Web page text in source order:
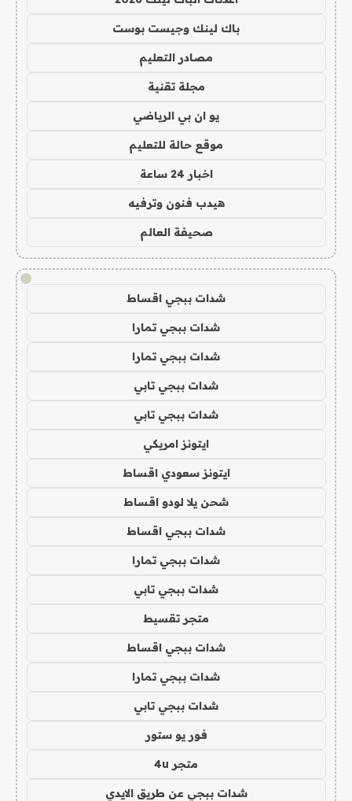
باك لينك وجيست بوست
مصادر التعليم
مجلة تقنية
يو ان بي الرياضي
موقع حالة للتعليم
اخبار 24 ساعة
هيدب فنون وترفيه
صحيفة العالم
!
شدات ببجي اقساط
شدات ببجي تمارا
شدات ببجي تمارا
شدات ببجي تابي
شدات ببجي تابي
ايتونز امريكي
ايتونز سعودي اقساط
شحن يلا لودو اقساط
شدات ببجي اقساط
شدات ببجي تمارا
شدات ببجي تابي
متجر تقسيط
شدات ببجي اقساط
شدات ببجي تمارا
شدات ببجي تابي
فور يو ستور
متجر 4u
شدات ببجي عن طريق الايدي